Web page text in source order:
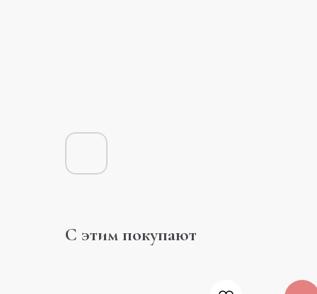
С этим покупают